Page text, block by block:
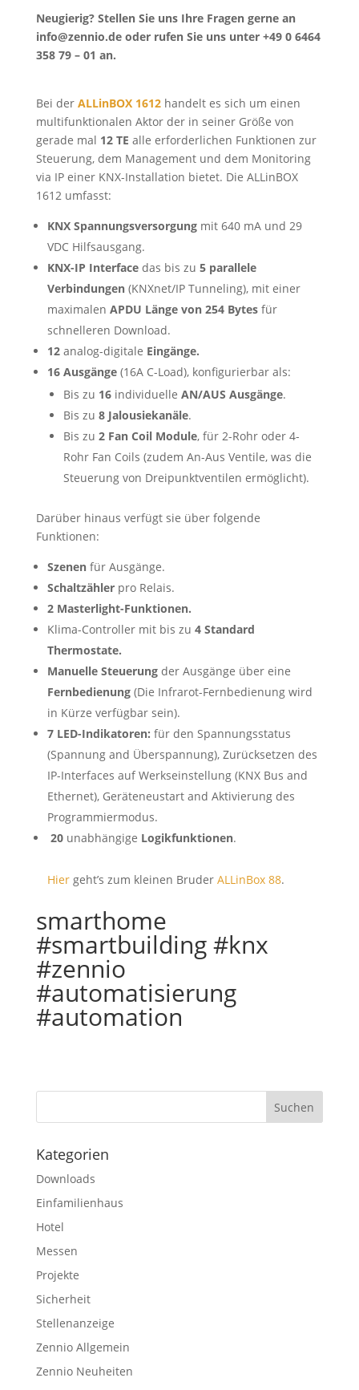
Neugierig? Stellen Sie uns Ihre Fragen gerne an
info@zennio.de oder rufen Sie uns unter +49 0 6464
358 79 – 01 an.
Bei der ALLinBOX 1612handelt es sich um einen
multifunktionalen Aktor der in seiner Größe von
gerade mal 12 TE alle erforderlichen Funktionen zur
Steuerung, dem Management und dem Monitoring
via IP einer KNX-Installation bietet. Die ALLinBOX
1612 umfasst:
KNX Spannungsversorgung mit 640 mA und 29
VDC Hilfsausgang.
KNX-IP Interface das bis zu 5 parallele
Verbindungen(KNXnet/IP Tunneling), mit einer
maximalen APDU Länge von 254 Bytesfür
schnelleren Download.
12 analog-digitale Eingänge.
16 Ausgänge (16A C-Load), konfigurierbar als:
Bis zu 16individuelle AN/AUS Ausgänge.
Bis zu 8 Jalousiekanäle.
Bis zu 2 Fan Coil Module, für 2-Rohr oder 4-
Rohr Fan Coils (zudem An-Aus Ventile, was die
Steuerung von Dreipunktventilen ermöglicht).
Darüber hinaus verfügt sie über folgende
Funktionen:
Szenenfür Ausgänge.
Schaltzähler pro Relais.
2 Masterlight-Funktionen.
Klima-Controller mit bis zu 4 Standard
Thermostate.
Manuelle Steuerung der Ausgänge über eine
Fernbedienung (Die Infrarot-Fernbedienung wird
in Kürze verfügbar sein).
7 LED-Indikatoren: für den Spannungsstatus
(Spannung and Überspannung), Zurücksetzen des
IP-Interfaces auf Werkseinstellung (KNX Bus and
Ethernet), Geräteneustart and Aktivierung des
Programmiermodus.
20 unabhängige Logikfunktionen.
Hiergeht’s zum kleinen Bruder ALLinBox 88.
smarthome
#smartbuilding #knx
#zennio
#automatisierung
#automation
Kategorien
Downloads
Einfamilienhaus
Hotel
Messen
Projekte
Sicherheit
Stellenanzeige
Zennio Allgemein
Zennio Neuheiten